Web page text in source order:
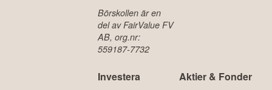
Börskollen är en
del av FairValue FV
AB, org.nr:
559187-7732
Investera Aktier & Fonder